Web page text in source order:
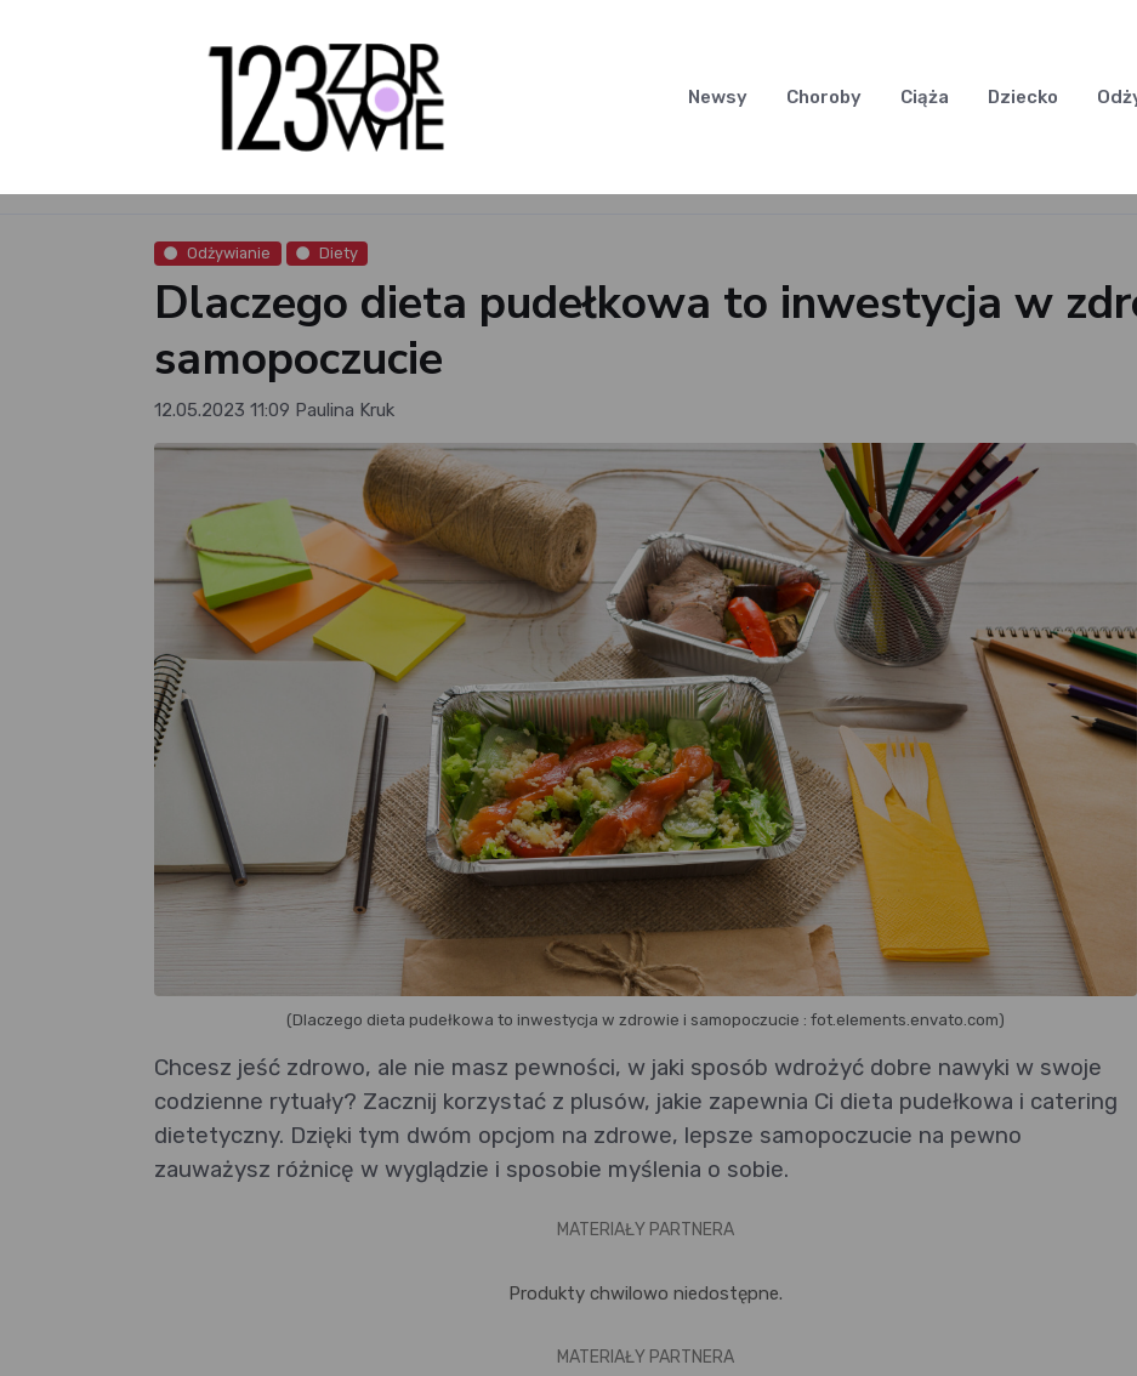
Newsy Choroby Ciąża Dziecko
Odżywianie Diety
Dlaczego dieta pudełkowa to inwestycja w
samopoczucie
12.05.2023 11:09 Paulina Kruk
(Dlaczego dieta pudełkowa to inwestycja w zdrowie i samopoczucie : fot.elements.envato.com)
Chcesz jeść zdrowo, ale nie masz pewności, w jaki sposób wdrożyć dobre nawyki w swoje
codzienne rytuały? Zacznij korzystać z plusów, jakie zapewnia Ci dieta pudełkowa i catering
dietetyczny. Dzięki tym dwóm opcjom na zdrowe, lepsze samopoczucie na pewno
zauważysz różnicę w wyglądzie i sposobie myślenia o sobie.
MATERIAŁY PARTNERA
Produkty chwilowo niedostępne.
MATERIAŁY PARTNERA